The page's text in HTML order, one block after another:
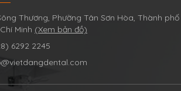
Thương, Phường Tân Sơn Hòa, Thành phố
Minh (Xem bản đồ)
6292 2245